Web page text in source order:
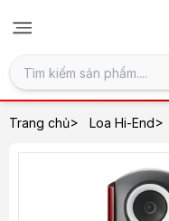
Trang chủ> Loa Hi-End>